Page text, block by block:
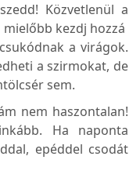
Közvetlenül a
kezdj hozzá
a virágok.
a szirmokat, de
sem.
nem haszontalan!
Ha naponta
epéddel csodát